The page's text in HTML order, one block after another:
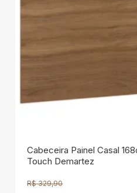
Cabeceira Painel Casal
Touch Demartez
R$ 329,90